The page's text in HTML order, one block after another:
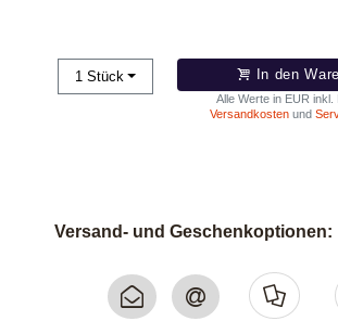
1 Stück In den
Alle Werte in EUR inkl.
Versandkosten und
Versand- und Geschenk­optionen: